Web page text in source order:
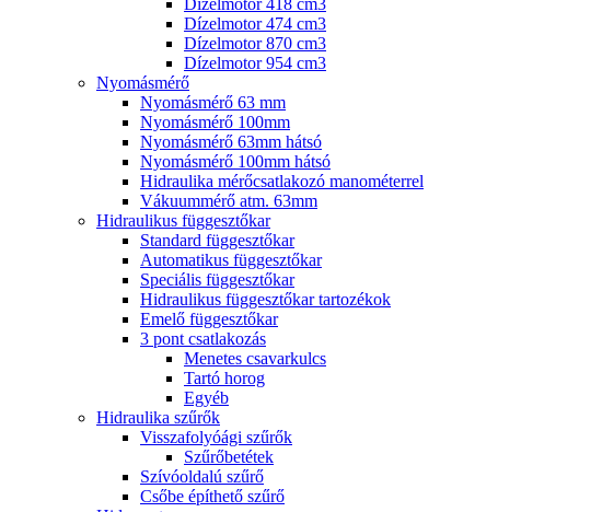
Dízelmotor 418 cm3
Dízelmotor 474 cm3
Dízelmotor 870 cm3
Dízelmotor 954 cm3
Nyomásmérő
Nyomásmérő 63 mm
Nyomásmérő 100mm
Nyomásmérő 63mm hátsó
Nyomásmérő 100mm hátsó
Hidraulika mérőcsatlakozó manométerrel
Vákuummérő atm. 63mm
Hidraulikus függesztőkar
Standard függesztőkar
Automatikus függesztőkar
Speciális függesztőkar
Hidraulikus függesztőkar tartozékok
Emelő függesztőkar
3 pont csatlakozás
Menetes csavarkulcs
Tartó horog
Egyéb
Hidraulika szűrők
Visszafolyóági szűrők
Szűrőbetétek
Szívóoldalú szűrő
Csőbe építhető szűrő